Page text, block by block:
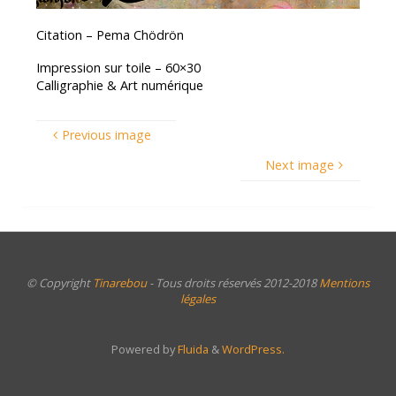
Citation – Pema Chödrön
Impression sur toile – 60×30
Calligraphie & Art numérique
Previous image
Next image
© Copyright Tinarebou- Tous droits réservés 2012-2018Mentions
légales
Powered byFluida &WordPress.